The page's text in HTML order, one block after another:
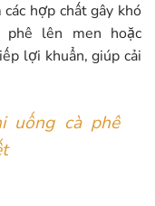
hợp chất gây khó
lên men hoặc
lợi khuẩn, giúp cải
uống cà phê